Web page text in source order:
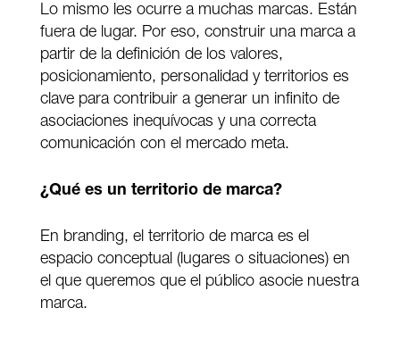
Lo mismo les ocurre a muchas marcas. Están
fuera de lugar. Por eso, construir una marca a
partir de la definición de los valores,
posicionamiento, personalidad y territorios es
clave para contribuir a generar un infinito de
asociaciones inequívocas y una correcta
comunicación con el mercado meta.
¿Qué es un territorio de marca?
En branding, el territorio de marca es el
espacio conceptual (lugares o situaciones) en
el que queremos que el público asocie nuestra
marca.